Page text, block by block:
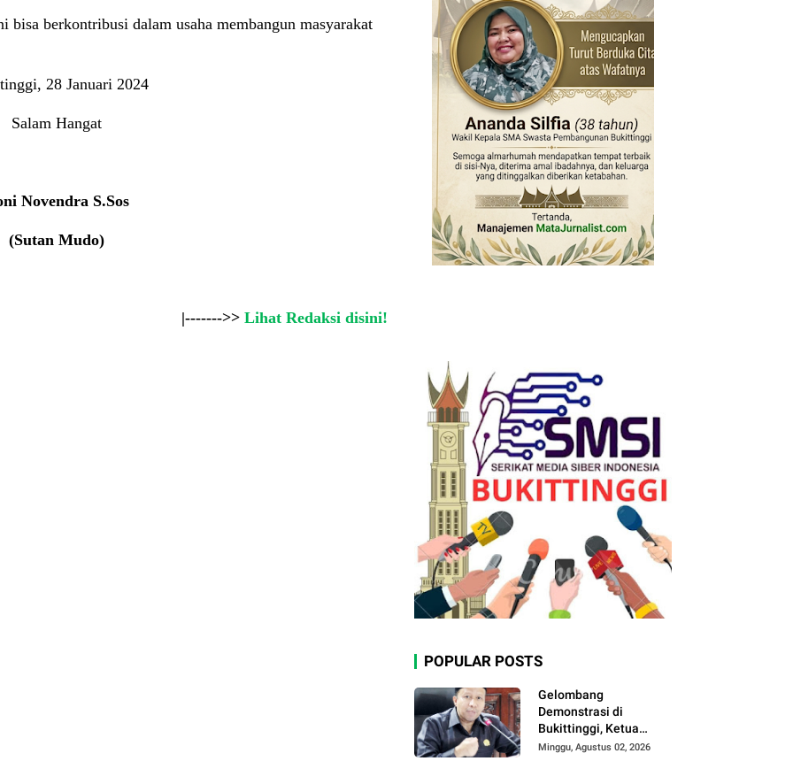
bisa berkontribusi dalam usaha membangun masyarakat
28 Januari 2024
Salam Hangat
Novendra S.Sos
(Sutan Mudo)
|------->> Lihat Redaksi disini!
POPULAR POSTS
Gelombang
Demonstrasi di
Bukittinggi, Ketua
DPRD Ajak Semua
Minggu, Agustus 02, 2026